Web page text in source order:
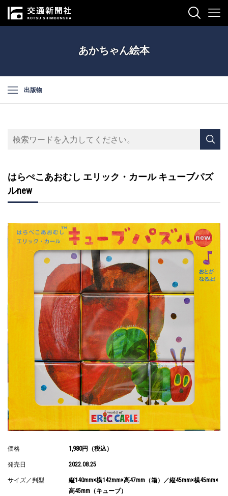
あかちゃん絵本
出版物
はらぺこあおむし エリック・カール キューブパズ
ルnew
価格 1,980円（税込）
発売日 2022.08.25
サイズ／判型
縦140mm×横142mm×高47mm（箱）／縦45mm×横45mm×
高45mm（キューブ）